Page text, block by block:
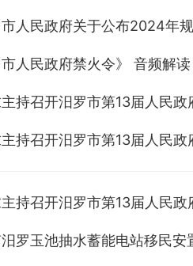
市人民政府关于公布2024年
市人民政府禁火令》 音频解读
持召开汨罗市第13届人民
持召开汨罗市第13届人民
持召开汨罗市第13届人民
汨罗玉池抽水蓄能电站移民